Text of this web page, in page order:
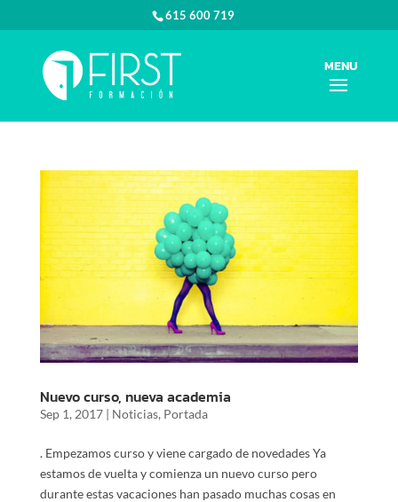
615 600 719
Nuevo curso, nueva academia
Sep 1, 2017| Noticias, Portada
. Empezamos curso y viene cargado de novedades Ya
estamos de vuelta y comienza un nuevo curso pero
durante estas vacaciones han pasado muchas cosas en